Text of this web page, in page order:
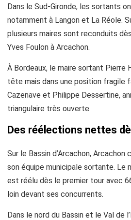
Dans le Sud-Gironde, les sortants
notamment à Langon et La Réole.
plusieurs maires sont reconduits
Yves Foulon à Arcachon.
À Bordeaux, le maire sortant Pierre
tête mais dans une position fragile
Cazenave et Philippe Dessertine,
triangulaire très ouverte.
Des réélections nettes
Sur le Bassin d’Arcachon,
son équipe municipale sortante. Le
est réélu dès le premier tour avec
loin devant ses concurrents.
Dans le nord du Bassin et le Val de